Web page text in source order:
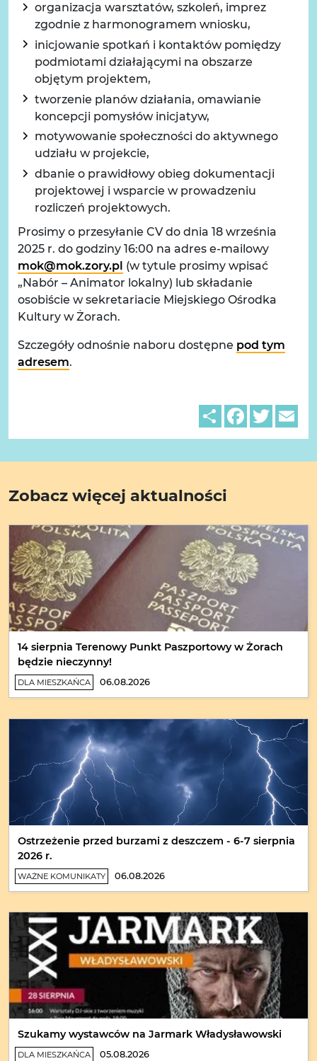
organizacja warsztatów, szkoleń, imprez
zgodnie z harmonogramem wniosku,
inicjowanie spotkań i kontaktów pomiędzy
podmiotami działającymi na obszarze
objętym projektem,
tworzenie planów działania, omawianie
koncepcji pomysłów inicjatyw,
motywowanie społeczności do aktywnego
udziału w projekcie,
dbanie o prawidłowy obieg dokumentacji
projektowej i wsparcie w prowadzeniu
rozliczeń projektowych.
Prosimy o przesyłanie CV do dnia 18 września
2025 r. do godziny 16:00 na adres e-mailowy
mok@mok.zory.pl (w tytule prosimy wpisać
„Nabór – Animator lokalny) lub składanie
osobiście w sekretariacie Miejskiego Ośrodka
Kultury w Żorach.
Szczegóły odnośnie naboru dostępne pod tym
adresem.
ShareFacebook
Twitter
Zobacz więcej aktualności
14 sierpnia Terenowy Punkt Paszportowy w Żorach
będzie nieczynny!
DLA MIESZKAŃCA 06.08.2026
Ostrzeżenie przed burzami z deszczem - 6-7 sierpnia
2026 r.
WAŻNE KOMUNIKATY 06.08.2026
Szukamy wystawców na Jarmark Władysławowski
DLA MIESZKAŃCA 05.08.2026